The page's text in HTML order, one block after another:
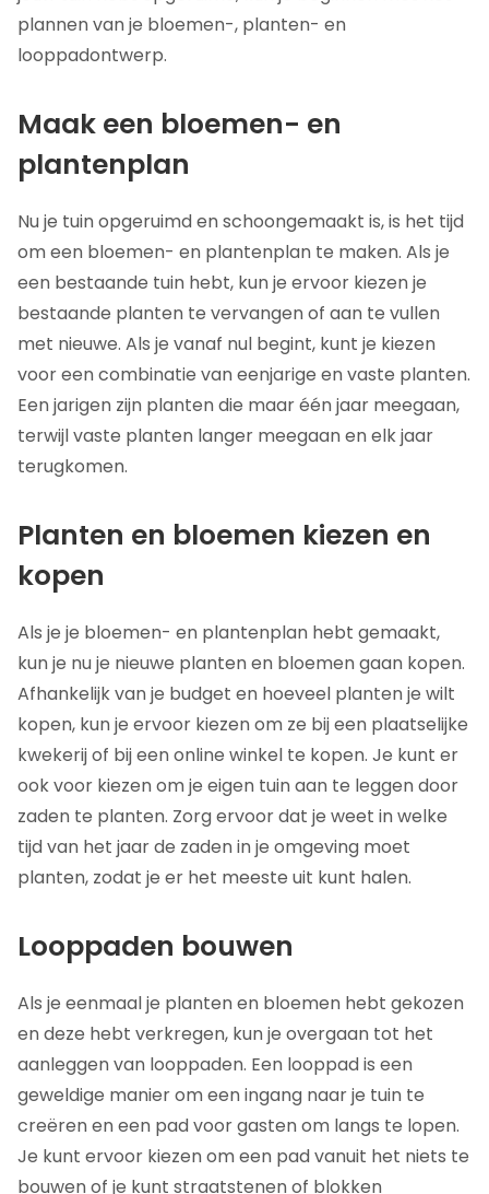
plannen van je bloemen-, planten- en
looppadontwerp.
Maak een bloemen- en
plantenplan
Nu je tuin opgeruimd en schoongemaakt is, is het tijd
om een bloemen- en plantenplan te maken. Als je
een bestaande tuin hebt, kun je ervoor kiezen je
bestaande planten te vervangen of aan te vullen
met nieuwe. Als je vanaf nul begint, kunt je kiezen
voor een combinatie van eenjarige en vaste planten.
Een jarigen zijn planten die maar één jaar meegaan,
terwijl vaste planten langer meegaan en elk jaar
terugkomen.
Planten en bloemen kiezen en
kopen
Als je je bloemen- en plantenplan hebt gemaakt,
kun je nu je nieuwe planten en bloemen gaan kopen.
Afhankelijk van je budget en hoeveel planten je wilt
kopen, kun je ervoor kiezen om ze bij een plaatselijke
kwekerij of bij een online winkel te kopen. Je kunt er
ook voor kiezen om je eigen tuin aan te leggen door
zaden te planten. Zorg ervoor dat je weet in welke
tijd van het jaar de zaden in je omgeving moet
planten, zodat je er het meeste uit kunt halen.
Looppaden bouwen
Als je eenmaal je planten en bloemen hebt gekozen
en deze hebt verkregen, kun je overgaan tot het
aanleggen van looppaden. Een looppad is een
geweldige manier om een ingang naar je tuin te
creëren en een pad voor gasten om langs te lopen.
Je kunt ervoor kiezen om een pad vanuit het niets te
bouwen of je kunt straatstenen of blokken